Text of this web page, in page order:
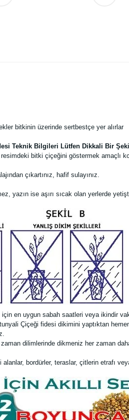
bitkinin üzerinde sertbestçe yer alırlar
Teknik Bilgileri Lütfen Dikkali Bir
bitki çiçeğini göstermek amaçlı
çıkartınız, hafif sulayınız.
yazın ise aşırı sıcak olan yerlerde
en uygun sabah saatleri veya ikindir
Çiçeği fidesi dikimini yaptıktan
dilimlerinde dikmeniz her zaman
bordürler, teraslar, çitlerin etrafı